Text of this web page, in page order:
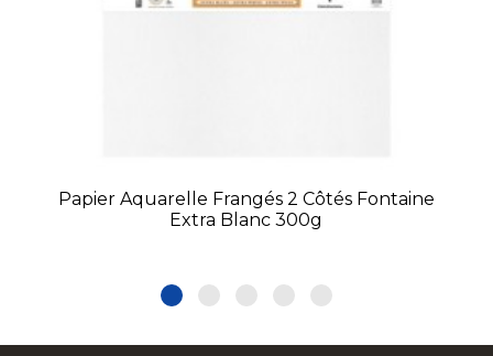
Papier Aquarelle Frangés 2 Côtés Fontaine
Extra Blanc 300g